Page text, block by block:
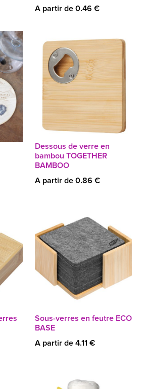
A partir de 0.46 €
Dessous de verre en
bambou TOGETHER
BAMBOO
A partir de 0.86 €
Sous-verres en feutre ECO
BASE
A partir de 4.11 €